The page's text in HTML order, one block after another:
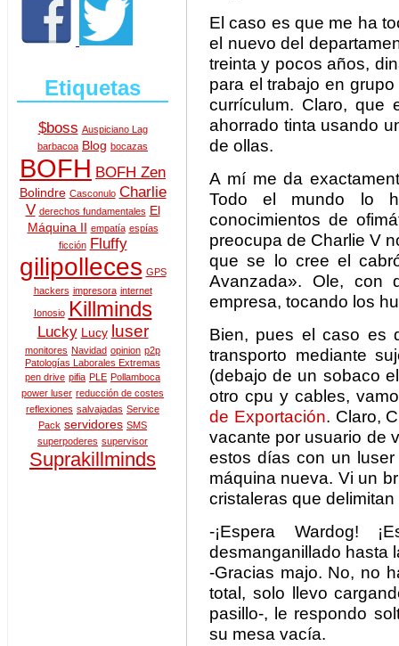
Etiquetas
$boss Auspiciano Lag
barbacoa Blog bocazas
BOFH BOFH Zen
Bolindre Casconulo Charlie
V derechos fundamentales El
Máquina II empatía espías
ficción
Fluffy
gilipolleces GPS
hackers impresora internet
Ionosio Killminds
Lucky Lucy luser
monitores Navidad opinion p2p
Patologías Laborales Extremas
pen drive pifia PLE Pollamboca
power luser reducción de costes
reflexiones salvajadas Service
Pack servidores SMS
superpoderes supervisor
Suprakillminds
El caso es que me ha
el nuevo del
treinta y pocos años,
para el trabajo en
currículum. Claro, que
ahorrado tinta usando
de ollas.
A mí me da
Todo el mundo lo
conocimientos de
preocupa de Charlie V
que se lo cree el
Avanzada». Ole, con
empresa, tocando los
Bien, pues el caso es
transporto mediante
(debajo de un sobaco
otro cpu y cables,
de Exportación. Claro,
vacante por usuario de
estos días con un
máquina nueva. Vi un
cristaleras que
-¡Espera Wardog!
desmanganillado hasta
-Gracias majo. No, no
total, solo llevo
pasillo-, le respondo
su mesa vacía.